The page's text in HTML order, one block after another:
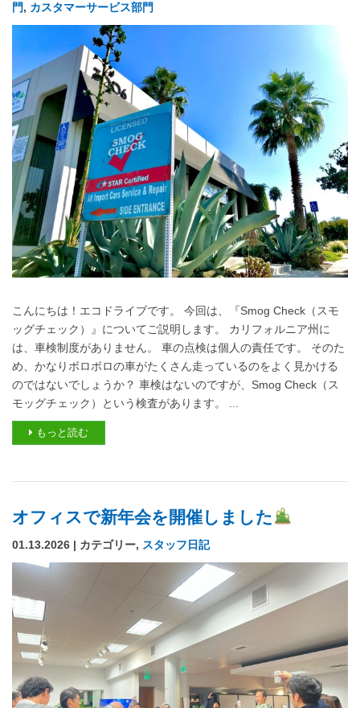
門, カスタマーサービス部門
こんにちは！エコドライブです。 今回は、『Smog Check（スモ
ッグチェック）』についてご説明します。 カリフォルニア州に
は、車検制度がありません。 車の点検は個人の責任です。 そのた
め、かなりボロボロの車がたくさん走っているのをよく見かける
のではないでしょうか？ 車検はないのですが、Smog Check（ス
モッグチェック）という検査があります。 ...
もっと読む
オフィスで新年会を開催しました
01.13.2026 | カテゴリー, スタッフ日記